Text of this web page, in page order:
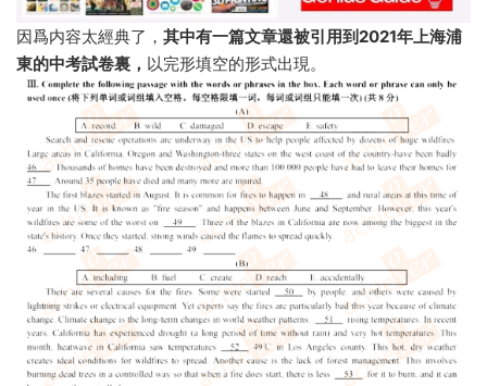
因爲内容太經典了， 其中有一篇文章還被引用到2021年上海浦
東的中考試卷裏， 以完形填空的形式出現。